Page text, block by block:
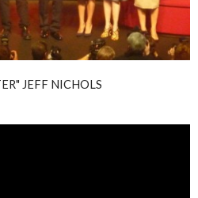
JEFF NICHOLS